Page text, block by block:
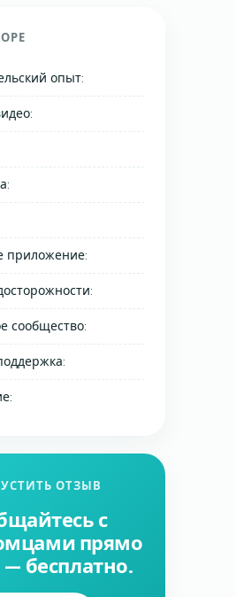
опыт:
приложение:
сообщество:
ОТЗЫВ
с
прямо
— бесплатно.